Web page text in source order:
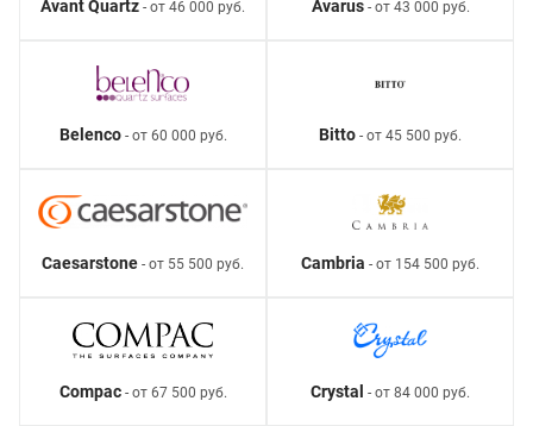
Avant Quartz - от 46 000 руб. Avarus- от 43 000 руб.
Belenco- от 60 000 руб. Bitto - от 45 500 руб.
Caesarstone - от 55 500 руб. Cambria - от 154 500 руб.
Compac- от 67 500 руб. Crystal - от 84 000 руб.